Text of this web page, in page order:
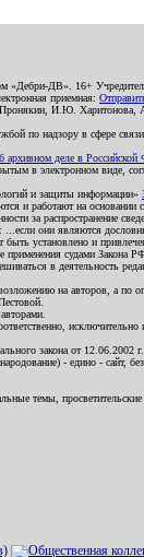
«Дебри-ДВ». 16+
приемная:
К.А. Пронякин, И.Ю.
по надзору в сфере
деле в Российской
в электронном виде,
и защиты информации»
и работают на
за распространение
они являются
установлено и
судами Закона
в деятельность
на авторов, а по
закона от
- едино - сайт,
темы,